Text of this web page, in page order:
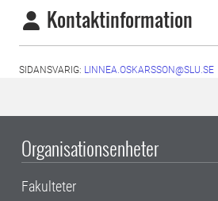
Kontaktinformation
SIDANSVARIG: LINNEA.OSKARSSON@SLU.SE
Organisationsenheter
Fakulteter